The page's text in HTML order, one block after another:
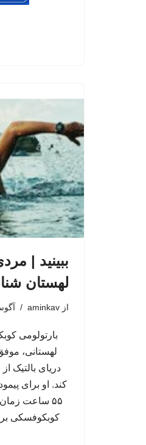
ببینید |
لهستان
از aminkav آگوست
بارتولومی
لهستانی،
دریای بالتیک
۵۵ ساعت
کوبکوفسکی